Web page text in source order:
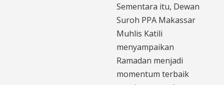
Sementara itu, Dewan
Suroh PPA Makassar
Muhlis Katili
menyampaikan
Ramadan menjadi
momentum terbaik